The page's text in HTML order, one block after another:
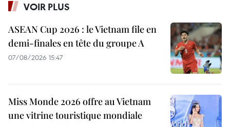
VOIR PLUS
ASEAN Cup 2026 : le Vietnam file en
demi-finales en tête du groupe A
07/08/2026 15:47
Miss Monde 2026 offre au Vietnam
une vitrine touristique mondiale